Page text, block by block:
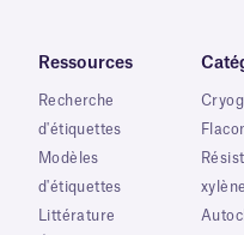
Ressources
Recherche
d'étiquettes
Modèles
d'étiquettes
Littérature
xylène